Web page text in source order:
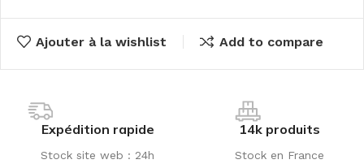
Ajouter à la wishlist Add to compare
Expédition rapide
Stock site web : 24h
14k produits
Stock en France